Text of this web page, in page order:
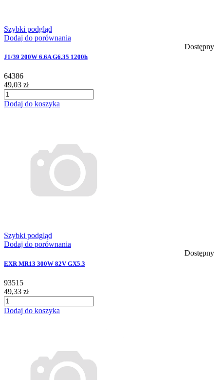
Szybki podgląd
Dodaj do porównania
Dostępny
J1/39 200W 6.6A G6.35 1200h
64386
49,03 zł
Dodaj do koszyka
Szybki podgląd
Dodaj do porównania
Dostępny
EXR MR13 300W 82V GX5.3
93515
49,33 zł
Dodaj do koszyka